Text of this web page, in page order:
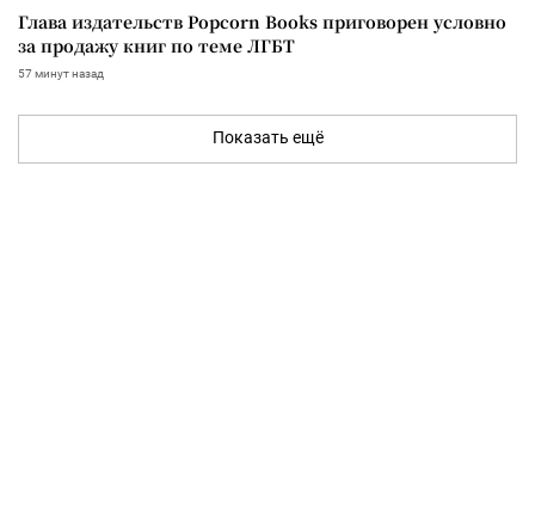
Глава издательств Popcorn Books приговорен условно
за продажу книг по теме ЛГБТ
57 минут назад
Показать ещё